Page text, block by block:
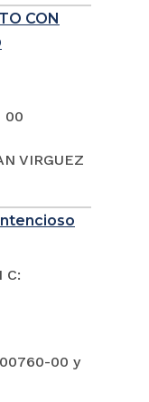
CON
00
VIRGUEZ
C:
00760-00 y